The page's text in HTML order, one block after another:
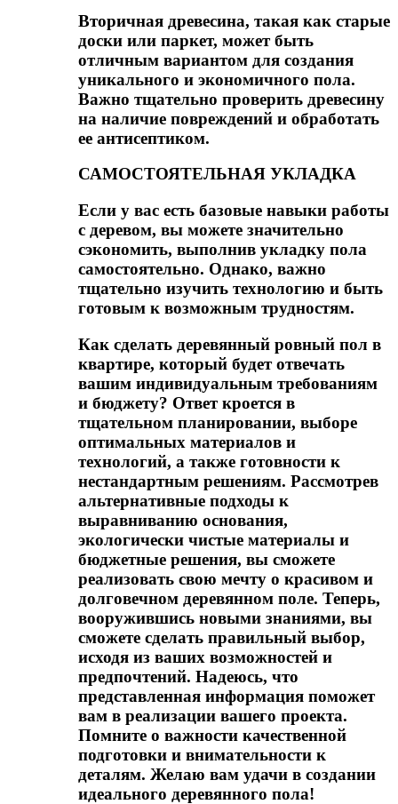
Вторичная древесина, такая как старые
доски или паркет, может быть
отличным вариантом для создания
уникального и экономичного пола.
Важно тщательно проверить древесину
на наличие повреждений и обработать
ее антисептиком.
САМОСТОЯТЕЛЬНАЯ УКЛАДКА
Если у вас есть базовые навыки работы
с деревом, вы можете значительно
сэкономить, выполнив укладку пола
самостоятельно. Однако, важно
тщательно изучить технологию и быть
готовым к возможным трудностям.
Как сделать деревянный ровный пол в
квартире, который будет отвечать
вашим индивидуальным требованиям
и бюджету? Ответ кроется в
тщательном планировании, выборе
оптимальных материалов и
технологий, а также готовности к
нестандартным решениям. Рассмотрев
альтернативные подходы к
выравниванию основания,
экологически чистые материалы и
бюджетные решения, вы сможете
реализовать свою мечту о красивом и
долговечном деревянном поле. Теперь,
вооружившись новыми знаниями, вы
сможете сделать правильный выбор,
исходя из ваших возможностей и
предпочтений. Надеюсь, что
представленная информация поможет
вам в реализации вашего проекта.
Помните о важности качественной
подготовки и внимательности к
деталям. Желаю вам удачи в создании
идеального деревянного пола!